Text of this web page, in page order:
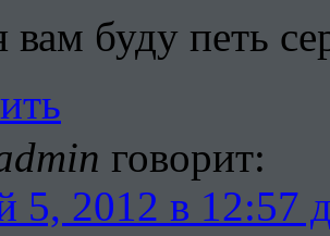
буду петь
говорит:
5, 2012 в 12:57